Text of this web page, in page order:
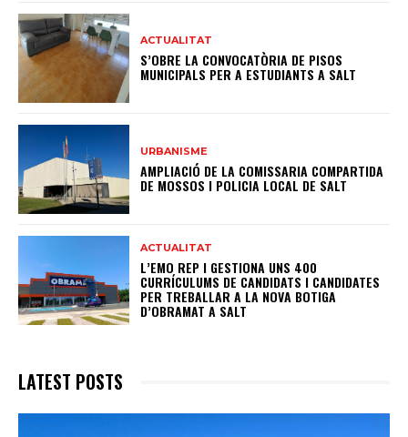
ACTUALITAT
S’OBRE LA CONVOCATÒRIA DE PISOS
MUNICIPALS PER A ESTUDIANTS A SALT
URBANISME
AMPLIACIÓ DE LA COMISSARIA COMPARTIDA
DE MOSSOS I POLICIA LOCAL DE SALT
ACTUALITAT
L’EMO REP I GESTIONA UNS 400
CURRÍCULUMS DE CANDIDATS I CANDIDATES
PER TREBALLAR A LA NOVA BOTIGA
D’OBRAMAT A SALT
LATEST POSTS